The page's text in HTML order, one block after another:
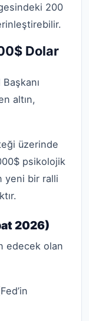
200
Dolar
altın,
üzerinde
psikolojik
yeni bir ralli
2026)
edecek olan